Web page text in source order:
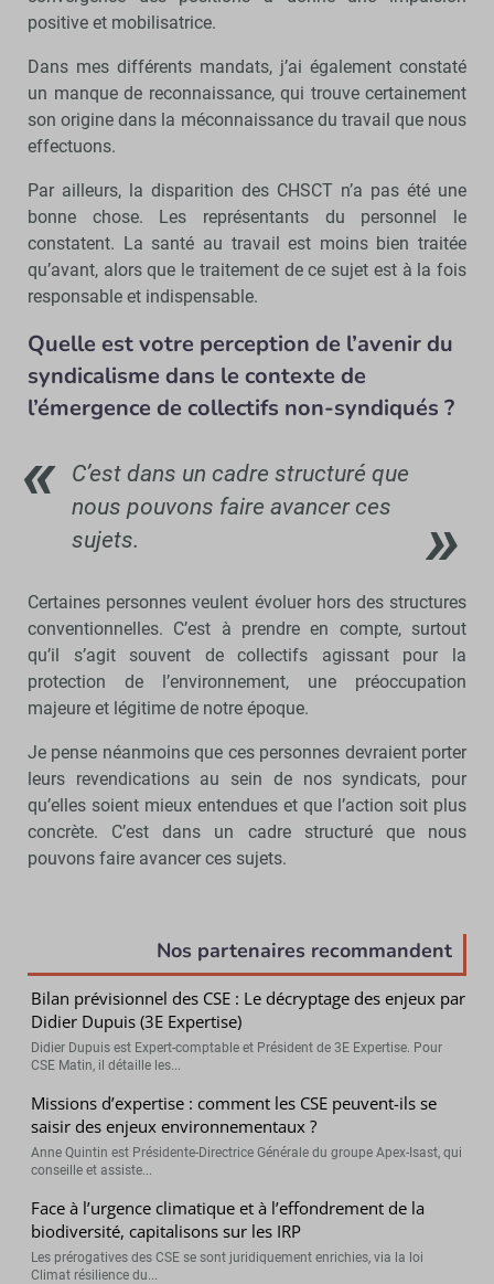
positive et mobilisatrice.
Dans mes différents mandats, j’ai également constaté
un manque de reconnaissance, qui trouve certainement
son origine dans la méconnaissance du travail que nous
effectuons.
Par ailleurs, la disparition des CHSCT n’a pas été une
bonne chose. Les représentants du personnel le
constatent. La santé au travail est moins bien traitée
qu’avant, alors que le traitement de ce sujet est à la fois
responsable et indispensable.
Quelle est votre perception de l’avenir du
syndicalisme dans le contexte de
l’émergence de collectifs non-syndiqués ?
C’est dans un cadre structuré que
nous pouvons faire avancer ces
sujets.
Certaines personnes veulent évoluer hors des structures
conventionnelles. C’est à prendre en compte, surtout
qu’il s’agit souvent de collectifs agissant pour la
protection de l’environnement, une préoccupation
majeure et légitime de notre époque.
Je pense néanmoins que ces personnes devraient porter
leurs revendications au sein de nos syndicats, pour
qu’elles soient mieux entendues et que l’action soit plus
concrète. C’est dans un cadre structuré que nous
pouvons faire avancer ces sujets.
Nos partenaires recommandent
Bilan prévisionnel des CSE : Le décryptage des enjeux par
Didier Dupuis (3E Expertise)
Didier Dupuis est Expert-comptable et Président de 3E Expertise. Pour
CSE Matin, il détaille les...
Missions d’expertise : comment les CSE peuvent-ils se
saisir des enjeux environnementaux ?
Anne Quintin est Présidente-Directrice Générale du groupe Apex-Isast, qui
conseille et assiste...
Face à l’urgence climatique et à l’effondrement de la
biodiversité, capitalisons sur les IRP
Les prérogatives des CSE se sont juridiquement enrichies, via la loi
Climat résilience du...